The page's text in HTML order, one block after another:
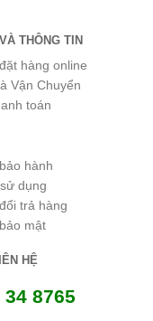
THÔNG TIN
hàng online
Vận Chuyển
toán
hành
dụng
trả hàng
mật
HỆ
34 8765